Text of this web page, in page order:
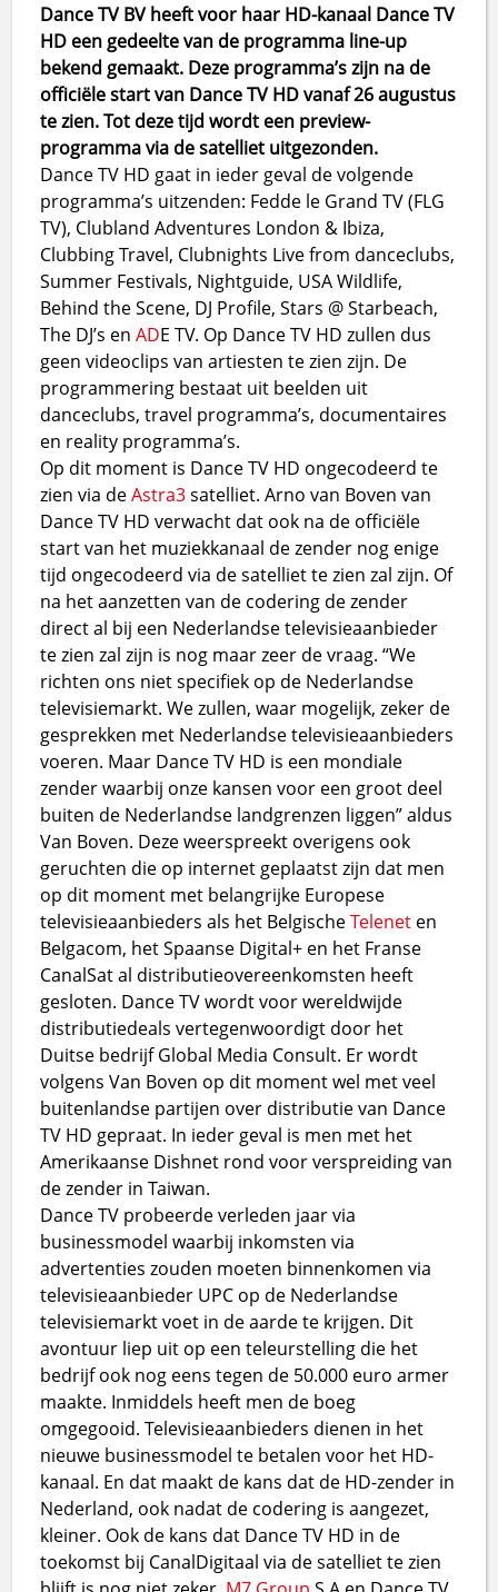
Dance TV BV heeft voor haar HD-kanaal Dance TV
HD een gedeelte van de programma line-up
bekend gemaakt. Deze programma’s zijn na de
officiële start van Dance TV HD vanaf 26 augustus
te zien. Tot deze tijd wordt een preview-
programma via de satelliet uitgezonden.
Dance TV HD gaat in ieder geval de volgende
programma’s uitzenden: Fedde le Grand TV (FLG
TV), Clubland Adventures London & Ibiza,
Clubbing Travel, Clubnights Live from danceclubs,
Summer Festivals, Nightguide, USA Wildlife,
Behind the Scene, DJ Profile, Stars @ Starbeach,
The DJ’s enADE TV. Op Dance TV HD zullen dus
geen videoclips van artiesten te zien zijn. De
programmering bestaat uit beelden uit
danceclubs, travel programma’s, documentaires
en reality programma’s.
Op dit moment is Dance TV HD ongecodeerd te
zien via deAstra3satelliet. Arno van Boven van
Dance TV HD verwacht dat ook na de officiële
start van het muziekkanaal de zender nog enige
tijd ongecodeerd via de satelliet te zien zal zijn. Of
na het aanzetten van de codering de zender
direct al bij een Nederlandse televisieaanbieder
te zien zal zijn is nog maar zeer de vraag. “We
richten ons niet specifiek op de Nederlandse
televisiemarkt. We zullen, waar mogelijk, zeker de
gesprekken met Nederlandse televisieaanbieders
voeren. Maar Dance TV HD is een mondiale
zender waarbij onze kansen voor een groot deel
buiten de Nederlandse landgrenzen liggen” aldus
Van Boven. Deze weerspreekt overigens ook
geruchten die op internet geplaatst zijn dat men
op dit moment met belangrijke Europese
televisieaanbieders als het BelgischeTelenet en
Belgacom, het Spaanse Digital+ en het Franse
CanalSat al distributieovereenkomsten heeft
gesloten. Dance TV wordt voor wereldwijde
distributiedeals vertegenwoordigt door het
Duitse bedrijf Global Media Consult. Er wordt
volgens Van Boven op dit moment wel met veel
buitenlandse partijen over distributie van Dance
TV HD gepraat. In ieder geval is men met het
Amerikaanse Dishnet rond voor verspreiding van
de zender in Taiwan.
Dance TV probeerde verleden jaar via
businessmodel waarbij inkomsten via
advertenties zouden moeten binnenkomen via
televisieaanbieder UPC op de Nederlandse
televisiemarkt voet in de aarde te krijgen. Dit
avontuur liep uit op een teleurstelling die het
bedrijf ook nog eens tegen de 50.000 euro armer
maakte. Inmiddels heeft men de boeg
omgegooid. Televisieaanbieders dienen in het
nieuwe businessmodel te betalen voor het HD-
kanaal. En dat maakt de kans dat de HD-zender in
Nederland, ook nadat de codering is aangezet,
kleiner. Ook de kans dat Dance TV HD in de
toekomst bij CanalDigitaal via de satelliet te zien